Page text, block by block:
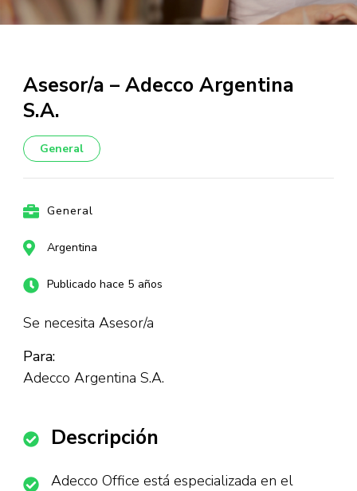
Asesor/a – Adecco Argentina
S.A.
General
General
Argentina
Publicado hace 5 años
Se necesita Asesor/a
Para:
Adecco Argentina S.A.
Descripción
Adecco Office está especializada en el